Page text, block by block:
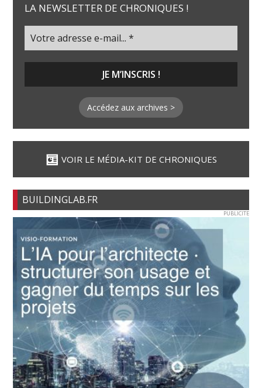
LA NEWSLETTER DE CHRONIQUES !
Accédez aux archives >
VOIR LE MÉDIA-KIT DE CHRONIQUES
BUILDINGLAB.FR
PUBLICITE